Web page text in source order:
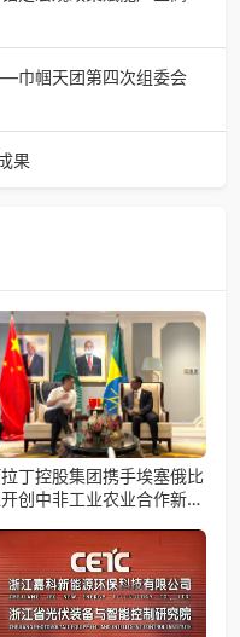
技有限公司隆重举行签
首席战略规划师。此次
巾帼天团第四次组委会
巾帼天团第四次组委会
帼天团第四次组委会筹
果
丁控股集团携手埃塞俄比
创中非工业农业合作新篇